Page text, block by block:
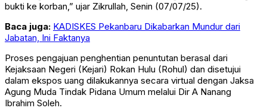
bukti ke korban,” ujar Zikrullah, Senin (07/07/25).
Baca juga: KADISKES Pekanbaru Dikabarkan Mundur dari
Jabatan, Ini Faktanya
Proses pengajuan penghentian penuntutan berasal dari
Kejaksaan Negeri (Kejari) Rokan Hulu (Rohul) dan disetujui
dalam ekspos uang dilakukannya secara virtual dengan Jaksa
Agung Muda Tindak Pidana Umum melalui Dir A Nanang
Ibrahim Soleh.